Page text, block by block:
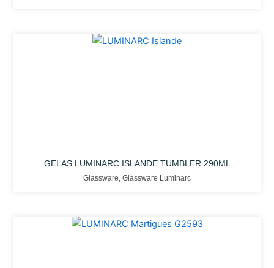
GELAS LUMINARC ISLANDE TUMBLER 290ML
Glassware Glassware Luminarc